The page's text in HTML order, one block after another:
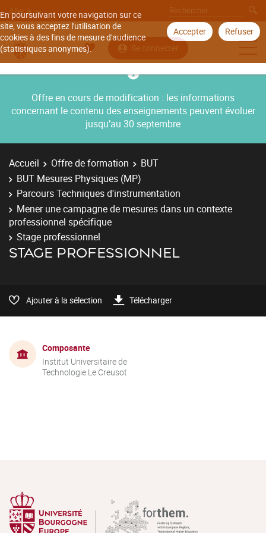
En poursuivant votre navigation sur ce
site, vous acceptez l'utilisation de
cookies à des fins de mesure d'audience
(statistiques anonymes).
Accepter Refuser
Aller à
Se connecter
Offre en cours de modification : les informations
concernant le contenu des enseignements peuvent évoluer
jusqu’au 30 septembre
Accueil Offre de formation
BUT
BUT Mesures Physiques (MP)
Parcours Techniques d'instrumentation
Mener une campagne de mesures dans un contexte
professionnel spécifique
Stage professionnel
STAGE PROFESSIONNEL
Ajouter à la sélection Télécharger
Composante
Institut Universitaire de
Technologie Le Creusot